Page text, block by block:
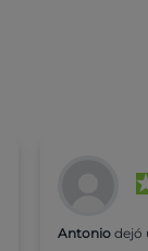
Antonio dejó